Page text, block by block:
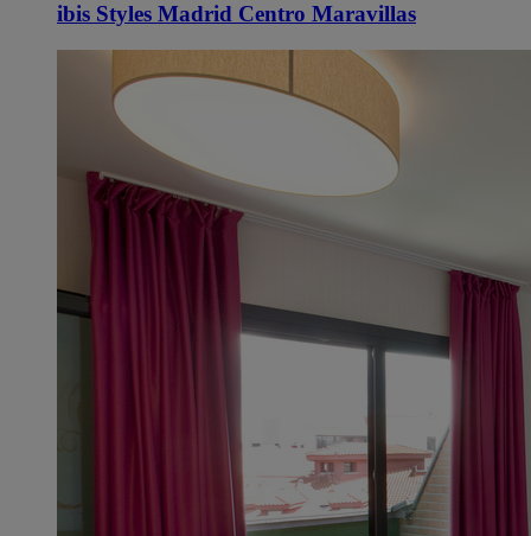
ibis Styles Madrid Centro Maravillas